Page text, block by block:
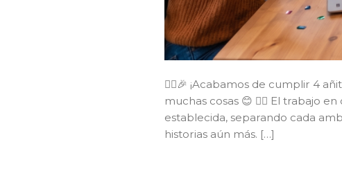
👯‍♀️🎉 ¡Acabamos de cumplir 4
muchas cosas 😊 👉🏼 El trabajo
establecida, separando cada
historias aún más. […]